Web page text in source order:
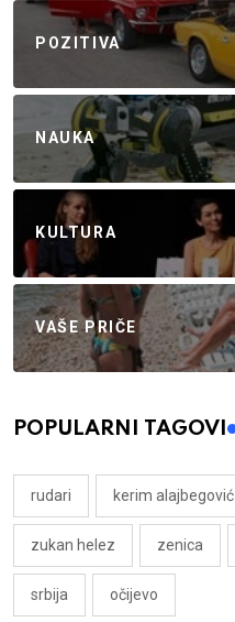
POZITIVA
NAUKA
KULTURA
VAŠE PRIČE
POPULARNI TAGOVI
rudari kerim alajbegović
zukan helez zenica
srbija očijevo